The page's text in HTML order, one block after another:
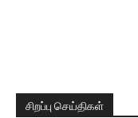
சிறப்பு செய்திகள்